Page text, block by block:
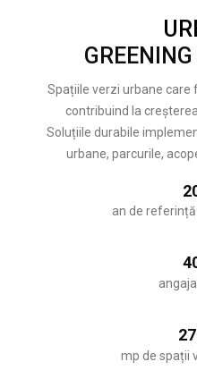
Spațiile verzi urbane care
contribuind la
Soluțiile durabile
urbane, parcurile,
an de
mp de spații